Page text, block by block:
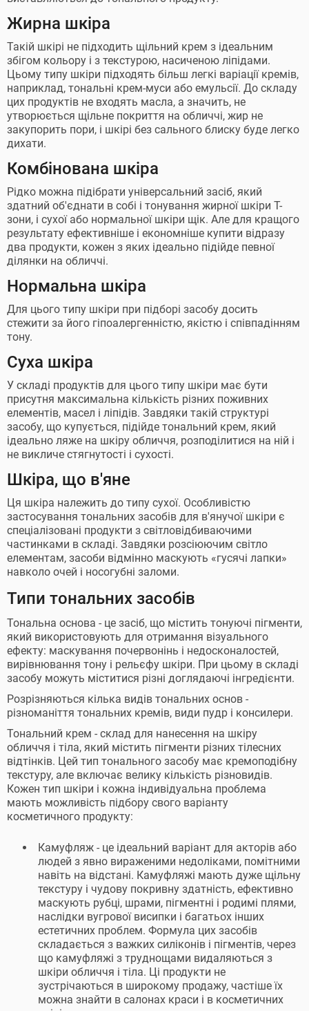
Жирна шкіра
Такій шкірі не підходить щільний крем з ідеальним
збігом кольору і з текстурою, насиченою ліпідами.
Цьому типу шкіри підходять більш легкі варіації кремів,
наприклад, тональні крем-муси або емульсії. До складу
цих продуктів не входять масла, а значить, не
утворюється щільне покриття на обличчі, жир не
закупорить пори, і шкірі без сального блиску буде легко
дихати.
Комбінована шкіра
Рідко можна підібрати універсальний засіб, який
здатний об'єднати в собі і тонування жирної шкіри Т-
зони, і сухої або нормальної шкіри щік. Але для кращого
результату ефективніше і економніше купити відразу
два продукти, кожен з яких ідеально підійде певної
ділянки на обличчі.
Нормальна шкіра
Для цього типу шкіри при підборі засобу досить
стежити за його гіпоалергенністю, якістю і співпадінням
тону.
Суха шкіра
У складі продуктів для цього типу шкіри має бути
присутня максимальна кількість різних поживних
елементів, масел і ліпідів. Завдяки такій структурі
засобу, що купується, підійде тональний крем, який
ідеально ляже на шкіру обличчя, розподілитися на ній і
не викличе стягнутості і сухості.
Шкіра, що в'яне
Ця шкіра належить до типу сухої. Особливістю
застосування тональних засобів для в'янучої шкіри є
спеціалізовані продукти з світловідбиваючими
частинками в складі. Завдяки розсіюючим світло
елементам, засоби відмінно маскують «гусячі лапки»
навколо очей і носогубні заломи.
Типи тональних засобів
Тональна основа - це засіб, що містить тонуючі пігменти,
який використовують для отримання візуального
ефекту: маскування почервонінь і недосконалостей,
вирівнювання тону і рельєфу шкіри. При цьому в складі
засобу можуть міститися різні доглядаючі інгредієнти.
Розрізняються кілька видів тональних основ -
різноманіття тональних кремів, види пудр і консилери.
Тональний крем - склад для нанесення на шкіру
обличчя і тіла, який містить пігменти різних тілесних
відтінків. Цей тип тонального засобу має кремоподібну
текстуру, але включає велику кількість різновидів.
Кожен тип шкіри і кожна індивідуальна проблема
мають можливість підбору свого варіанту
косметичного продукту:
Камуфляж - це ідеальний варіант для акторів або
людей з явно вираженими недоліками, помітними
навіть на відстані. Камуфляжі мають дуже щільну
текстуру і чудову покривну здатність, ефективно
маскують рубці, шрами, пігментні і родимі плями,
наслідки вугрової висипки і багатьох інших
естетичних проблем. Формула цих засобів
складається з важких силіконів і пігментів, через
що камуфляжі з труднощами видаляються з
шкіри обличчя і тіла. Ці продукти не
зустрічаються в широкому продажу, частіше їх
можна знайти в салонах краси і в косметичних